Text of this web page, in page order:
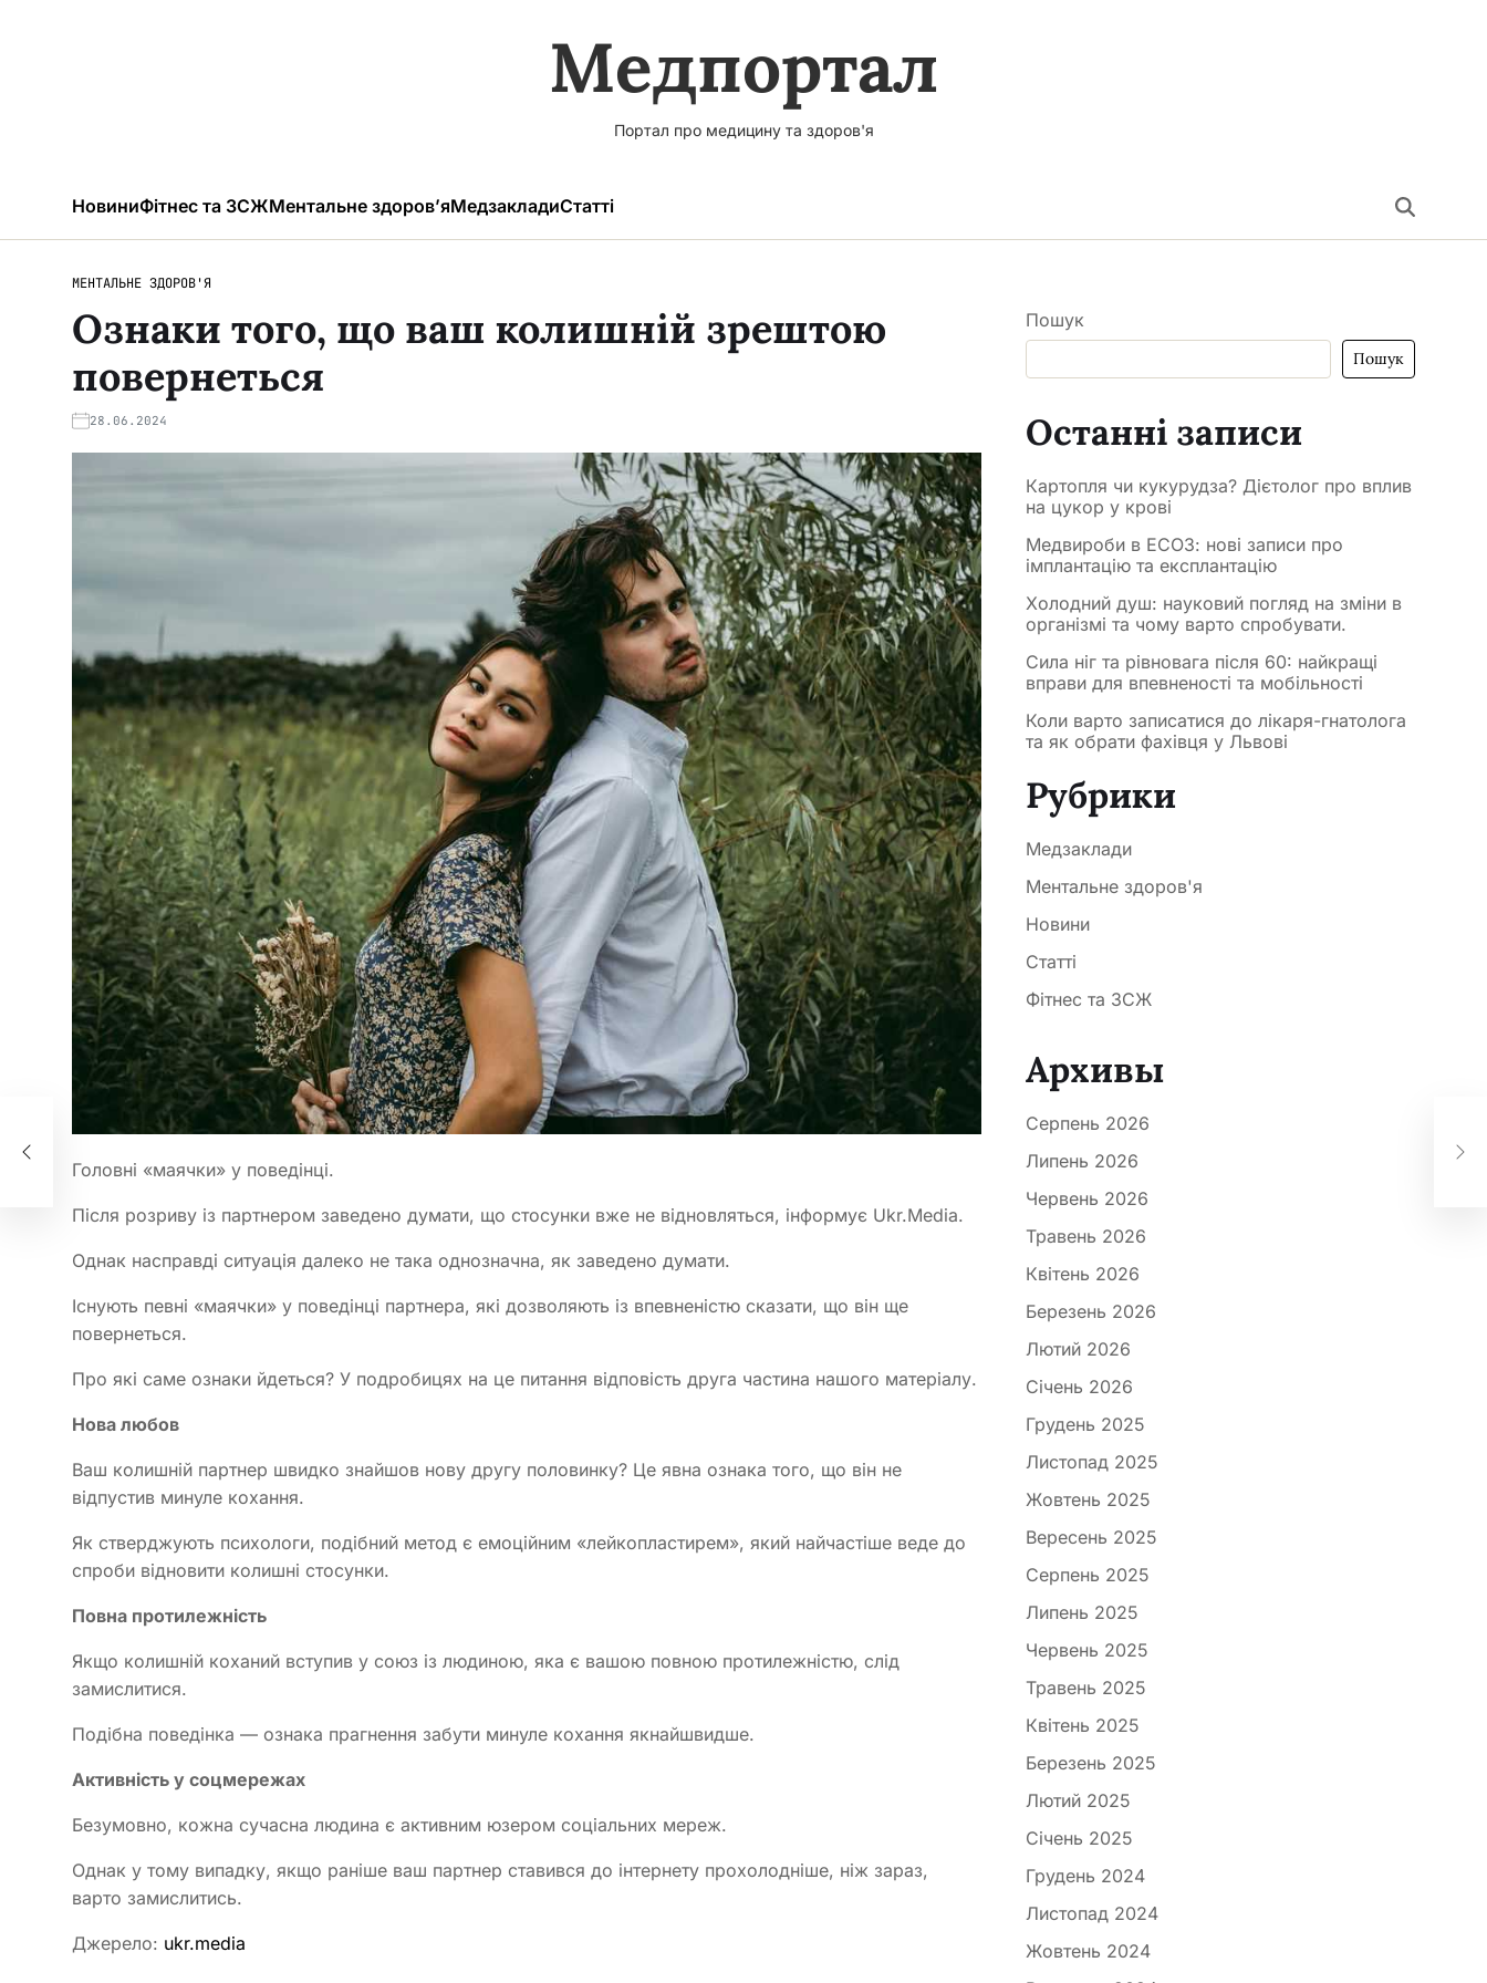
Медпортал
Портал про медицину та здоров'я
НовиниФітнес та ЗСЖМентальне здоров’яМедзакладиСтатті
МЕНТАЛЬНЕ ЗДОРОВ'Я
Ознаки того, що ваш колишній зрештою
повернеться
28.06.2024
Головні «маячки» у поведінці.
Після розриву із партнером заведено думати, що стосунки вже не відновляться, інформує Ukr.Media.
Однак насправді ситуація далеко не така однозначна, як заведено думати.
Існують певні «маячки» у поведінці партнера, які дозволяють із впевненістю сказати, що він ще
повернеться.
Про які саме ознаки йдеться? У подробицях на це питання відповість друга частина нашого матеріалу.
Нова любов
Ваш колишній партнер швидко знайшов нову другу половинку? Це явна ознака того, що він не
відпустив минуле кохання.
Як стверджують психологи, подібний метод є емоційним «лейкопластирем», який найчастіше веде до
спроби відновити колишні стосунки.
Повна протилежність
Якщо колишній коханий вступив у союз із людиною, яка є вашою повною протилежністю, слід
замислитися.
Подібна поведінка — ознака прагнення забути минуле кохання якнайшвидше.
Активність у соцмережах
Безумовно, кожна сучасна людина є активним юзером соціальних мереж.
Однак у тому випадку, якщо раніше ваш партнер ставився до інтернету прохолодніше, ніж зараз,
варто замислитись.
Джерело: ukr.media
Пошук
Пошук
Останні записи
Картопля чи кукурудза? Дієтолог про вплив
на цукор у крові
Медвироби в ЕСОЗ: нові записи про
імплантацію та експлантацію
Холодний душ: науковий погляд на зміни в
організмі та чому варто спробувати.
Сила ніг та рівновага після 60: найкращі
вправи для впевненості та мобільності
Коли варто записатися до лікаря-гнатолога
та як обрати фахівця у Львові
Рубрики
Медзаклади
Ментальне здоров'я
Новини
Статті
Фітнес та ЗСЖ
Архивы
Серпень 2026
Липень 2026
Червень 2026
Травень 2026
Квітень 2026
Березень 2026
Лютий 2026
Січень 2026
Грудень 2025
Листопад 2025
Жовтень 2025
Вересень 2025
Серпень 2025
Липень 2025
Червень 2025
Травень 2025
Квітень 2025
Березень 2025
Лютий 2025
Січень 2025
Грудень 2024
Листопад 2024
Жовтень 2024